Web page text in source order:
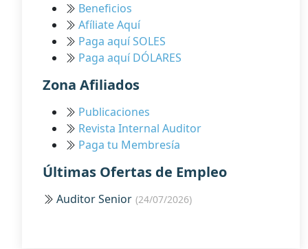
Beneficios
Afíliate Aquí
Paga aquí SOLES
Paga aquí DÓLARES
Zona Afiliados
Publicaciones
Revista Internal Auditor
Paga tu Membresía
Últimas Ofertas de Empleo
Auditor Senior (24/07/2026)